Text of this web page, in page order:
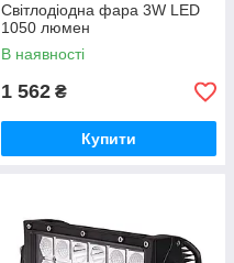
Світлодіодна фара 3W LED
1050 люмен
В наявності
1 562 ₴
Купити